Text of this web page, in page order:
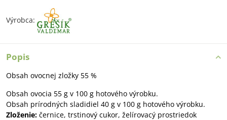
Výrobca:
Popis
Obsah ovocnej zložky 55 %
Obsah ovocia 55 g v 100 g hotového výrobku.
Obsah prírodných sladidiel 40 g v 100 g hotového výrobku.
Zloženie: černice, trstinový cukor, želírovacý prostriedok